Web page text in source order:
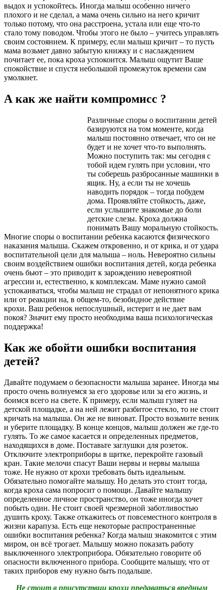
выдох и успокойтесь. Иногда малыш особенно ничего
плохого и не сделал, а мама очень сильно на него кричит
только потому, что она расстроена, устала или еще что-то
стало тому поводом. Чтобы этого не было – учитесь управлять
своим состоянием. К примеру, если малыш кричит – то пусть
мама возьмет давно забытую книжку и с наслаждением
почитает ее, пока кроха успокоится. Малыш ощутит Ваше
спокойствие и спустя небольшой промежуток времени сам
умолкнет.
А как же найти компромисс ?
Различные споры о воспитании детей
базируются на том моменте, когда
малыш постоянно отвечает, что он не
будет и не хочет что-то выполнять.
Можно поступить так: мы сегодня с
тобой идем гулять при условии, что
ты соберешь разбросанные машинки в
ящик. Ну, а если ты не хочешь
наводить порядок – тогда побудем
дома. Проявляйте стойкость, даже,
если услышите знакомые до боли
детские слезы. Кроха должна
понимать Вашу моральную стойкость.
Многие споры о воспитании ребенка касаются физического
наказания малыша. Скажем откровенно, и от крика, и от удара
воспитательной цели для малыша – ноль. Невероятно сильны
своим воздействием ошибки воспитания детей, когда ребенка
очень бьют – это приводит к зарождению невероятной
агрессии и, естественно, к комплексам. Маме нужно самой
успокаиваться, чтобы малыш не страдал от непонятного крика
или от реакции на, в общем-то, безобидное действие
крохи. Ваш ребенок непослушный, истерит и не дает вам
покоя? Значит ему просто необходима ваша психологическая
поддержка!
Как же обойти ошибки воспитания
детей?
Давайте подумаем о безопасности малыша заранее. Иногда мы
просто очень волнуемся за его здоровье или за его жизнь, и
боимся всего на свете. К примеру, если малыш гуляет на
детской площадке, а на ней лежит разбитое стекло, то не стоит
кричать на малыша. Он же не виноват. Просто возьмите веник
и уберите площадку. В конце концов, малыш должен же где-то
гулять. То же самое касается и определенных предметов,
находящихся в доме. Поставьте заглушки для розеток.
Отключите электроприборы в щитке, перекройте газовый
кран. Такие мелочи спасут Ваши нервы и нервы малыша
тоже. Не нужно от крохи требовать быть идеальным.
Обязательно помогайте малышу. Но делать это стоит тогда,
когда кроха сама попросит о помощи. Давайте малышу
определенное личное пространство, он тоже иногда хочет
побыть один. Не стоит своей чрезмерной заботливостью
душить кроху. Также откажитесь от повсеместного контроля в
жизни карапуза. Есть еще некоторые распространенные
ошибки воспитания ребенка? Когда малыш знакомится с этим
миром, он всё трогает. Малышу можно показать работу
выключенного электроприбора. Обязательно говорите об
опасности включенного прибора. Сообщите малышу, что от
таких приборов ему нужно быть подальше.
Не стоит в присутствии крохи предаваться вредным